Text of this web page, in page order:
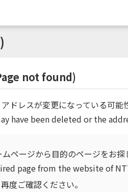
not found)
ドレスが変更になっている可能
have been deleted or the
ページから目的のページをお探
page from the website of
度ご確認ください。